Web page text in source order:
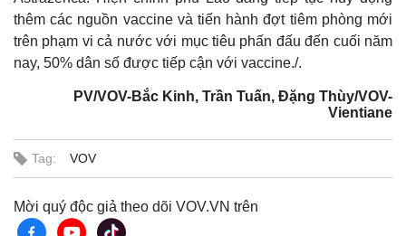
thêm các nguồn vaccine và tiến hành đợt tiêm phòng mới
trên phạm vi cả nước với mục tiêu phấn đấu đến cuối năm
nay, 50% dân số được tiếp cận với vaccine./.
PV/VOV-Bắc Kinh, Trần Tuấn, Đặng Thùy/VOV-
Vientiane
Tag: VOV
Mời quý độc giả theo dõi VOV.VN trên